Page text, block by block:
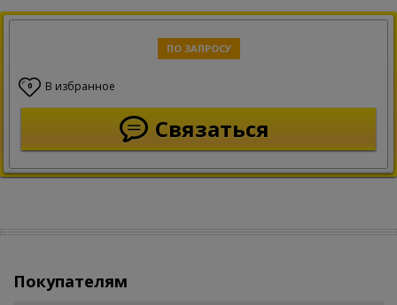
ПО ЗАПРОСУ
0 В избранное
Связаться
Покупателям